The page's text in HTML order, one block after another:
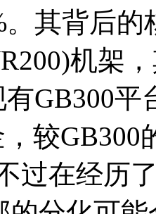
。其背后
机架
GB300平
较GB300
过在经历